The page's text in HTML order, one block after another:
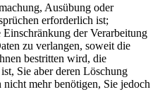
Ausübung oder
erforderlich ist;
der Verarbeitung
zu verlangen, soweit die
bestritten wird, die
Sie aber deren Löschung
mehr benötigen, Sie jedoch